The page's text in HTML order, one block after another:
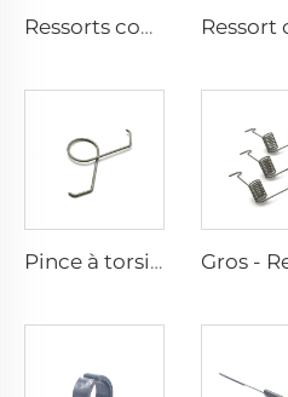
Ressorts coniques en acier au carbone spiralés et comprimés, usine certifiée CE ISO
Pince à torsion double en acier inoxydable, formée au fil, fabriquée en usine certifiée CE ISO